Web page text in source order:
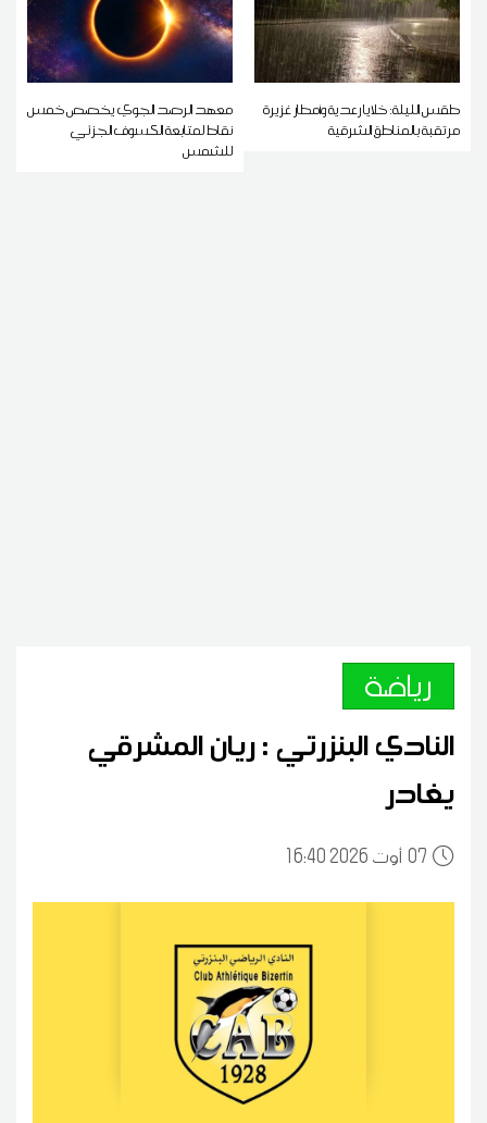
طقس الليلة: خلايا رعدية وأمطار غزيرة
مرتقبة بالمناطق الشرقية
معهد الرصد الجوي يخصص خمس
نقاط لمتابعة الكسوف الجزئي
للشمس
رياضة
النادي البنزرتي : ريان المشرقي
يغادر
0716:40 2026 أوت